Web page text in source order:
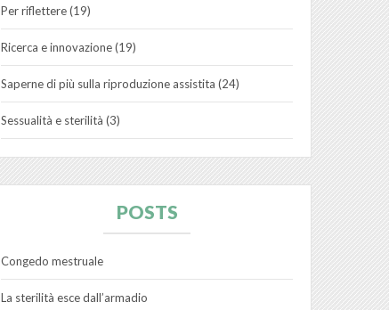
Per riflettere(19)
Ricerca e innovazione(19)
Saperne di più sulla riproduzione assistita (24)
Sessualità e sterilità (3)
POSTS
Congedo mestruale
La sterilità esce dall’armadio